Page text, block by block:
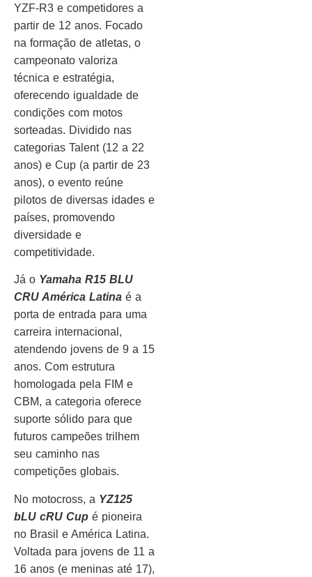
YZF-R3 e competidores a
partir de 12 anos. Focado
na formação de atletas, o
campeonato valoriza
técnica e estratégia,
oferecendo igualdade de
condições com motos
sorteadas. Dividido nas
categorias Talent (12 a 22
anos) e Cup (a partir de 23
anos), o evento reúne
pilotos de diversas idades e
países, promovendo
diversidade e
competitividade.
Já o Yamaha R15 BLU
CRU América Latina é a
porta de entrada para uma
carreira internacional,
atendendo jovens de 9 a 15
anos. Com estrutura
homologada pela FIM e
CBM, a categoria oferece
suporte sólido para que
futuros campeões trilhem
seu caminho nas
competições globais.
No motocross, a YZ125
bLU cRU Cup é pioneira
no Brasil e América Latina.
Voltada para jovens de 11 a
16 anos (e meninas até 17),